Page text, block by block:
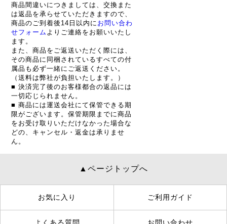
商品間違いにつきましては、交換また
は返品を承らせていただきますので、
商品のご到着後14日以内に お問い合わ
せフォーム よりご連絡をお願いいたし
ます。
また、商品をご返送いただく際には、
その商品に同梱されているすべての付
属品も必ず一緒にご返送ください。
（送料は弊社が負担いたします。）
■ 決済完了後のお客様都合の返品には
一切応じられません。
■ 商品には運送会社にて保管できる期
限がございます。保管期限までに商品
をお受け取りいただけなかった場合な
どの、キャンセル・返金は承りませ
ん。
▲ページトップへ
お気に入り ご利用ガイド